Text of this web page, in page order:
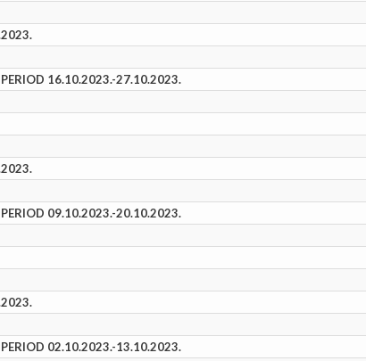
PERIOD 16.10.2023.-27.10.2023.
PERIOD 09.10.2023.-20.10.2023.
PERIOD 02.10.2023.-13.10.2023.